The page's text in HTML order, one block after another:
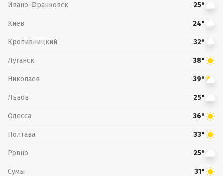
Ивано-Франковск 25°
Киев 24°
Кропивницкий 32°
Луганск 38°
Николаев 39°
Львов 25°
Одесса 36°
Полтава 33°
Ровно 25°
Сумы 31°